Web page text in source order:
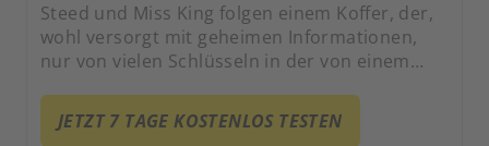
Steed und Miss King folgen einem Koffer, der,
wohl versorgt mit geheimen Informationen,
nur von vielen Schlüsseln in der von einem
nach geöffnet werden kann. Zusätzlich ist er
noch mit einer Sprengladung versehen, die es
JETZT 7 TAGE KOSTENLOS TESTEN